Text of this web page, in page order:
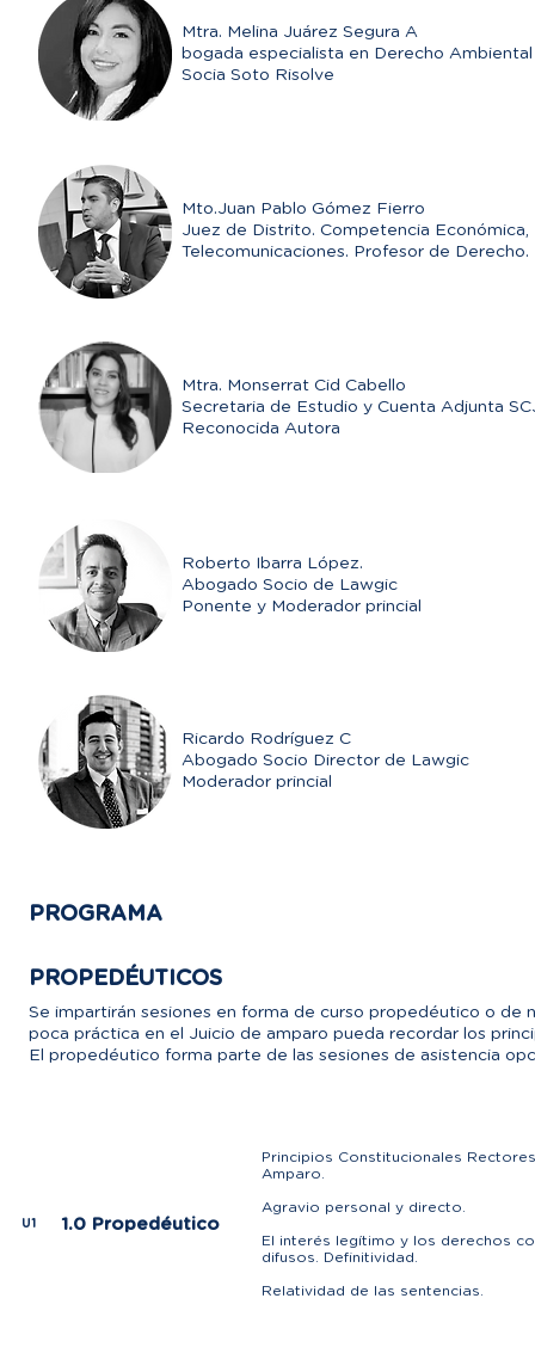
Mtra. Melina Juárez Segura A
bogada especialista en Derecho Ambiental
Socia Soto Risolve
Mto.Juan Pablo Gómez Fierro
Juez de Distrito. Competencia Económica,
Telecomunicaciones. Profesor de
Mtra. Monserrat Cid Cabello
Secretaria de Estudio y Cuenta Adjunta
Reconocida Autora
Roberto Ibarra López.
Abogado Socio de Lawgic
Ponente y Moderador princial
Ricardo Rodríguez C
Abogado Socio Director de Lawgic
Moderador princial
PROGRAMA
PROPEDÉUTICOS
Se impartirán sesiones en forma de curso propedéutico o
poca práctica en el Juicio de amparo pueda recordar los
El propedéutico forma parte de las sesiones de asistencia
U1 1.0 Propedéutico
Principios Constitucionales
Amparo.
Agravio personal y directo.
El interés legítimo y los derechos
difusos. Definitividad.
Relatividad de las sentencias.